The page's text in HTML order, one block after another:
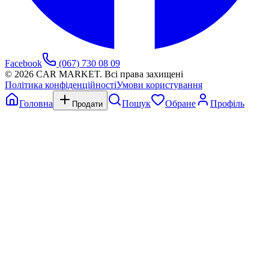
Facebook
(067) 730 08 09
© 2026 CAR MARKET. Всі права захищені
Політика конфіденційностіУмови користування
Головна
Продати Пошук Обране Профіль